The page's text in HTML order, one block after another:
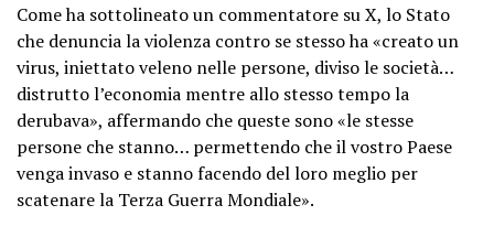
Come ha sottolineato un commentatore su X, lo Stato
che denuncia la violenza contro se stesso ha «creato un
virus, iniettato veleno nelle persone, diviso le società…
distrutto l’economia mentre allo stesso tempo la
derubava», affermando che queste sono «le stesse
persone che stanno… permettendo che il vostro Paese
venga invaso e stanno facendo del loro meglio per
scatenare la Terza Guerra Mondiale».